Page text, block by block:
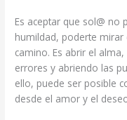
Es aceptar que sol@ no
humildad, poderte mirar
camino. Es abrir el
errores y abriendo las
ello, puede ser posible
desde el amor y el